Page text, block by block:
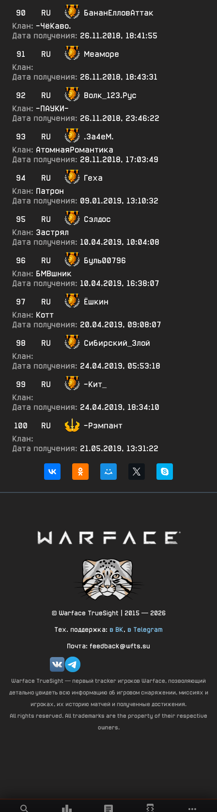
90
RU
БананЕлловАттак
Клан: -ЧёКаво.
Дата получения: 26.11.2018, 18:41:55
91
RU
Меаморе
Клан:
Дата получения: 26.11.2018, 18:43:31
92
RU
Волк_123.Рус
Клан: -ПАУКИ-
Дата получения: 26.11.2018, 23:46:22
93
RU
.За4еМ.
Клан: АтомнаяРомантика
Дата получения: 28.11.2018, 17:03:49
94
RU
Геха
Клан: Патрон
Дата получения: 09.01.2019, 13:10:32
95
RU
Сэлдос
Клан: Застрял
Дата получения: 10.04.2019, 10:04:08
96
RU
Буль00796
Клан: БМВшник
Дата получения: 10.04.2019, 16:38:07
97
RU
Ёшкин
Клан: Котт
Дата получения: 20.04.2019, 09:08:07
98
RU
Сибирский_3лой
Клан:
Дата получения: 24.04.2019, 05:53:18
99
RU
-Кит_
Клан:
Дата получения: 24.04.2019, 18:34:10
100
RU
-Рэмпант
Клан:
Дата получения: 21.05.2019, 13:31:22
© Warface TrueSight | 2015 — 2026
Тех. поддержка: в ВК, в Telegram
Почта: feedback@wfts.su
Warface TrueSight — первый tracker игроков Warface, позволяющий
детально увидеть всю информацию об игровом снаряжении, миссиях и
игроках, их историю матчей и полученные достижения.
All rights reserved. All trademarks are the property of their respective
owners.